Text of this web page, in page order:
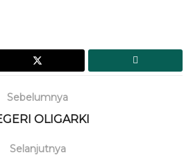
Sebelumnya
OLIGARKI
Selanjutnya